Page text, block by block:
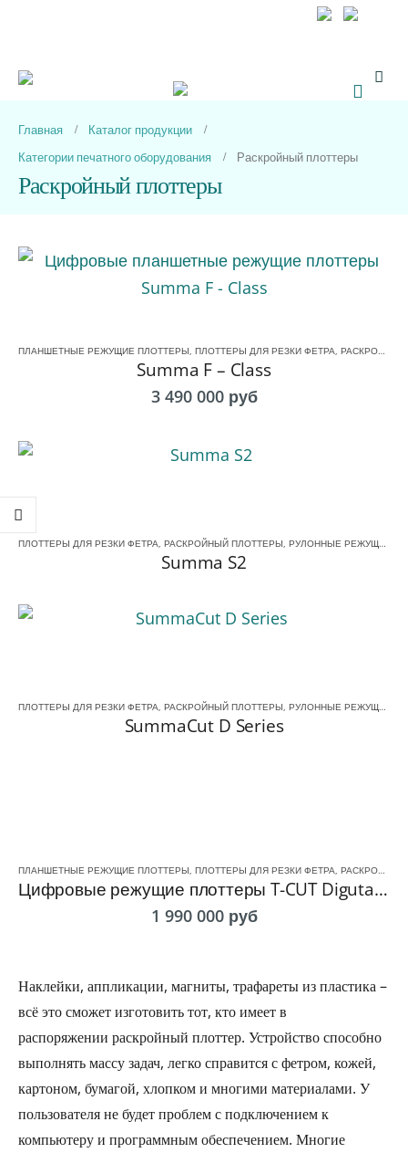
Главная
Каталог продукции
Категории печатного оборудования
Раскройный плоттеры
Раскройный плоттеры
ПЛАНШЕТНЫЕ РЕЖУЩИЕ ПЛОТТЕРЫ, ПЛОТТЕРЫ ДЛЯ РЕЗКИ ФЕТРА, РАСКРОЙНЫЙ ПЛОТТЕРЫ
Summa F – Class
3 490 000 руб
ПЛОТТЕРЫ ДЛЯ РЕЗКИ ФЕТРА, РАСКРОЙНЫЙ ПЛОТТЕРЫ, РУЛОННЫЕ РЕЖУЩИЕ ПЛОТТЕРЫ
Summa S2
ПЛОТТЕРЫ ДЛЯ РЕЗКИ ФЕТРА, РАСКРОЙНЫЙ ПЛОТТЕРЫ, РУЛОННЫЕ РЕЖУЩИЕ ПЛОТТЕРЫ
SummaCut D Series
ПЛАНШЕТНЫЕ РЕЖУЩИЕ ПЛОТТЕРЫ, ПЛОТТЕРЫ ДЛЯ РЕЗКИ ФЕТРА, РАСКРОЙНЫЙ ПЛОТТЕРЫ
Цифровые режущие плоттеры T-CUT Digutal Cutting Plotter DC S / PRO
1 990 000 руб
Наклейки, аппликации, магниты, трафареты из пластика –
всё это сможет изготовить тот, кто имеет в
распоряжении раскройный плоттер. Устройство способно
выполнять массу задач, легко справится с фетром, кожей,
картоном, бумагой, хлопком и многими материалами. У
пользователя не будет проблем с подключением к
компьютеру и программным обеспечением. Многие